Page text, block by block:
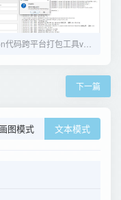
下一篇
画图模式 文本模式